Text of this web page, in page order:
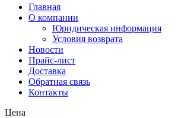
Главная
О компании
Юридическая информация
Условия возврата
Новости
Прайс-лист
Доставка
Обратная связь
Контакты
Цена